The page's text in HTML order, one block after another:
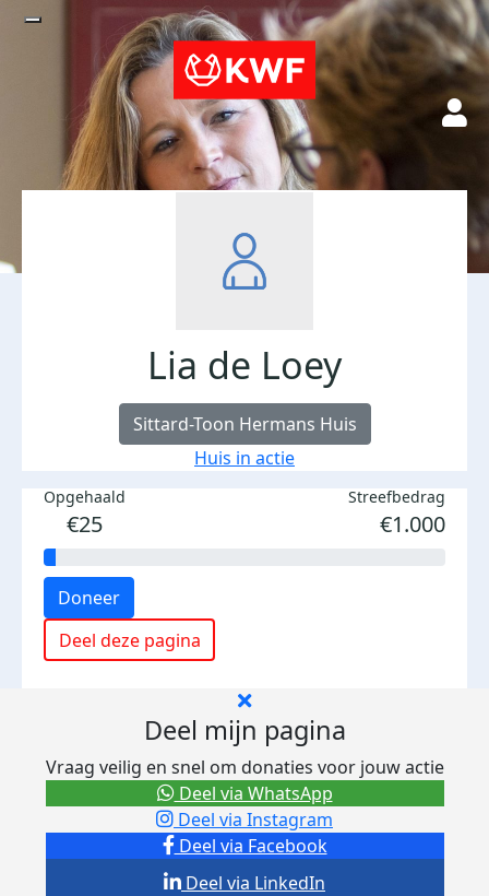
Lia de Loey
Sittard-Toon Hermans Huis
Huis in actie
Opgehaald
€25
Streefbedrag
€1.000
Doneer
Deel deze pagina
Deel mijn pagina
Vraag veilig en snel om donaties voor jouw actie
Deel via Facebook
Deel via Instagram
Deel via LinkedIn
Deel via WhatsApp